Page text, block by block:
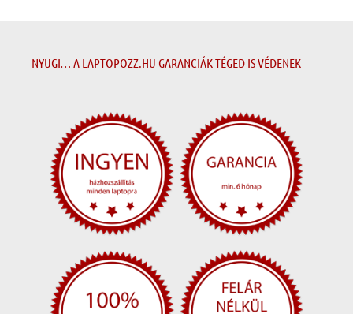
NYUGI… A LAPTOPOZZ.HU GARANCIÁK TÉGED IS VÉDENEK